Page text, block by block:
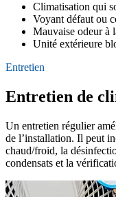
Climatisation qui
Voyant défaut ou
Mauvaise odeur à
Unité extérieure
Entretien
Entretien de
Un entretien régulier
de l’installation. Il peut
chaud/froid, la
condensats et la